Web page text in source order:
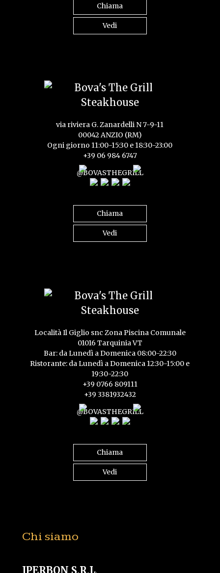
Chiama
Vedi
via riviera G. Zanardelli N 7-9-11
00042 ANZIO (RM)
Ogni giorno 11:00-15:30 e 18:30-23:00
+39 06 984 6747
@BOVASTHEGRILL
Chiama
Vedi
Località Il Giglio snc Zona Piscina Comunale
01016 Tarquinia VT
Bar: da Lunedì a Domenica 08:00-22:30
Ristorante: da Lunedì a Domenica 12:30-15:00 e
19:30-22:30
+39 0766 809111
+39 3381932432
@BOVASTHEGRILL
Chiama
Vedi
Chi siamo
IPERBON S.R.L.